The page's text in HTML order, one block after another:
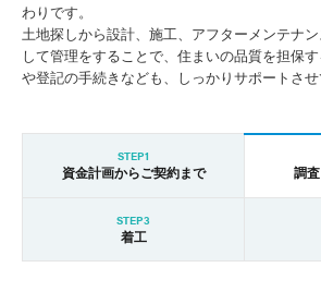
わりです。
土地探しから設計、施工、アフターメンテナ
して管理をすることで、住まいの品質を担保
や登記の手続きなども、しっかりサポートさせ
STEP1
資金計画からご契約まで
調
STEP3
着工